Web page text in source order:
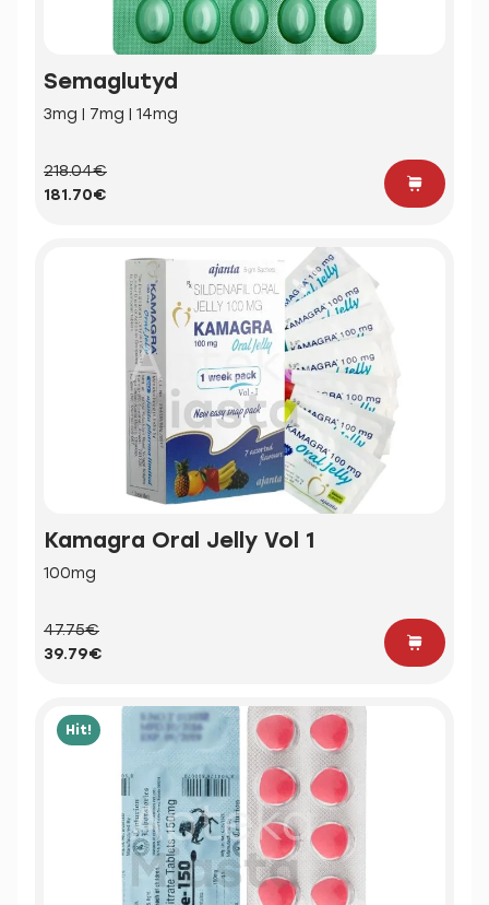
Semaglutyd
3mg | 7mg | 14mg
218.04€
181.70€
Kamagra Oral Jelly Vol 1
100mg
47.75€
39.79€
Hit!